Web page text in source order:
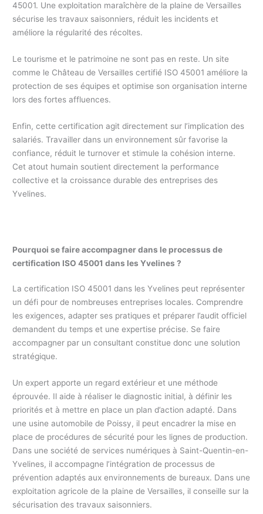
45001. Une exploitation maraîchère de la plaine de Versailles
sécurise les travaux saisonniers, réduit les incidents et
améliore la régularité des récoltes.
Le tourisme et le patrimoine ne sont pas en reste. Un site
comme le Château de Versailles certifié ISO 45001 améliore la
protection de ses équipes et optimise son organisation interne
lors des fortes affluences.
Enfin, cette certification agit directement sur l’implication des
salariés. Travailler dans un environnement sûr favorise la
confiance, réduit le turnover et stimule la cohésion interne.
Cet atout humain soutient directement la performance
collective et la croissance durable des entreprises des
Yvelines.
Pourquoi se faire accompagner dans le processus de
certification ISO 45001 dans les Yvelines ?
La certification ISO 45001 dans les Yvelines peut représenter
un défi pour de nombreuses entreprises locales. Comprendre
les exigences, adapter ses pratiques et préparer l’audit officiel
demandent du temps et une expertise précise. Se faire
accompagner par un consultant constitue donc une solution
stratégique.
Un expert apporte un regard extérieur et une méthode
éprouvée. Il aide à réaliser le diagnostic initial, à définir les
priorités et à mettre en place un plan d’action adapté. Dans
une usine automobile de Poissy, il peut encadrer la mise en
place de procédures de sécurité pour les lignes de production.
Dans une société de services numériques à Saint-Quentin-en-
Yvelines, il accompagne l’intégration de processus de
prévention adaptés aux environnements de bureaux. Dans une
exploitation agricole de la plaine de Versailles, il conseille sur la
sécurisation des travaux saisonniers.